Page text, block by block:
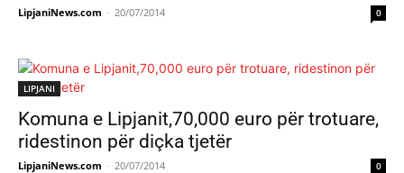
LipjaniNews.com - 20/07/2014 0
LIPJANI
Komuna e Lipjanit,70,000 euro për trotuare,
ridestinon për diçka tjetër
LipjaniNews.com - 20/07/2014 0